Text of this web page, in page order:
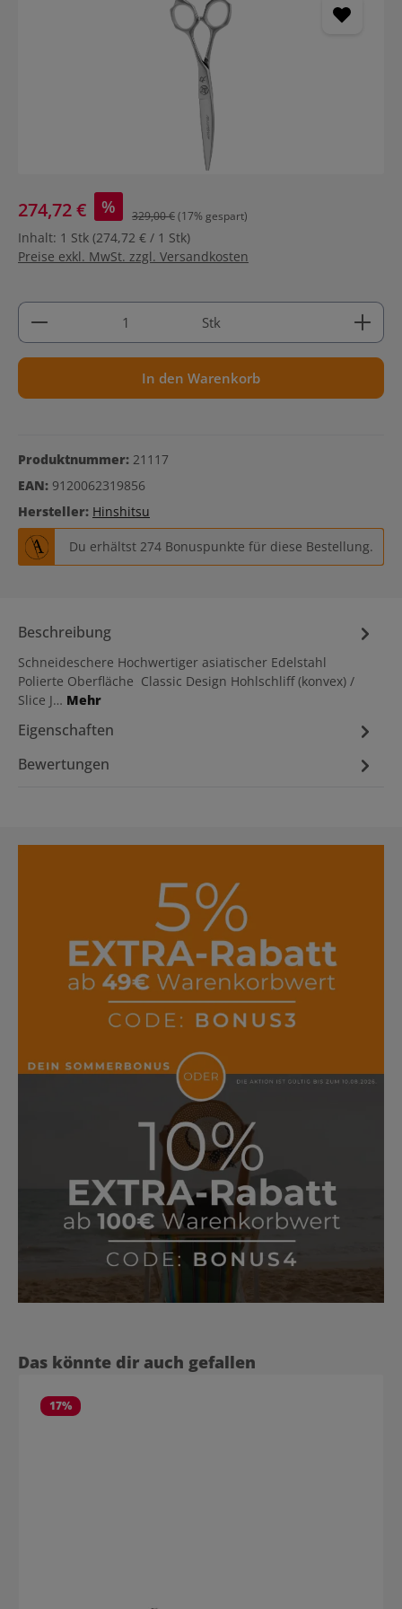
274,72 € % 329,00 €(17% gespart)
Inhalt: 1 Stk (274,72 € / 1 Stk)
Preise exkl. MwSt. zzgl. Versandkosten
Produkt Anzahl: Gib den gewünschten Wert ein
Stk
In den Warenkorb
Produktnummer: 21117
EAN: 9120062319856
Hersteller: Hinshitsu
Du erhältst 274 Bonuspunkte für diese Bestellung.
Beschreibung
Schneideschere Hochwertiger asiatischer Edelstahl
Polierte Oberfläche Classic Design Hohlschliff (konvex) /
Slice J… Mehr
Eigenschaften
Bewertungen
Produktgalerie überspringen
Das könnte dir auch gefallen
17%